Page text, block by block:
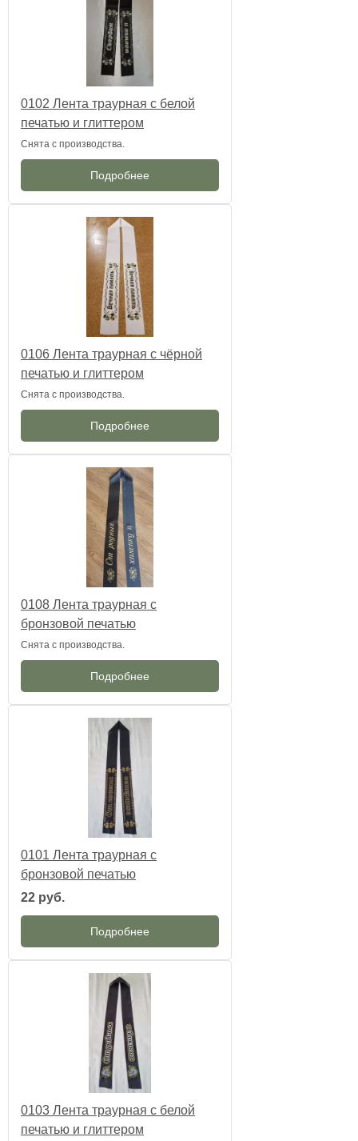
0102 Лента траурная с белой
печатью и глиттером
Снята с производства.
Подробнее
0106 Лента траурная с чёрной
печатью и глиттером
Снята с производства.
Подробнее
0108 Лента траурная с
бронзовой печатью
Снята с производства.
Подробнее
0101 Лента траурная с
бронзовой печатью
22 руб.
Подробнее
0103 Лента траурная с белой
печатью и глиттером